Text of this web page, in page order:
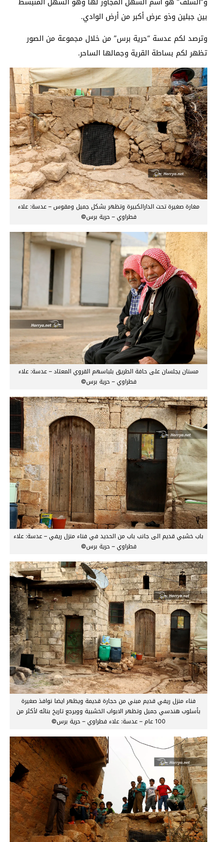
بين جبلين وذو عرض أكبر من أرض الوادي.
وترصد لكم عدسة “حرية برس” من خلال مجموعة من الصور
تظهر لكم بساطة القرية وجمالها الساحر.
مغارة صغيرة تحت الدارالكبيرة وتظهر بشكل جميل ومقوس – عدسة: علاء
فطراوي – حرية برس©
مسنان يجلسان على حافة الطريق بلباسهم القروي المعتاد – عدسة: علاء
فطراوي – حرية برس©
باب خشبي قديم الى جانب باب من الحديد في فناء منزل ريفي – عدسة: علاء
فطراوي – حرية برس©
فناء منزل ريفي قديم مبني من حجارة قديمة ويظهر ايضا نوافذ صغيرة
بأسلوب هندسي جميل وتظهر الابواب الخشبية وويرجع تاريخ بنائه لأكثر من
100 عام – عدسة: علاء فطراوي – حرية برس©